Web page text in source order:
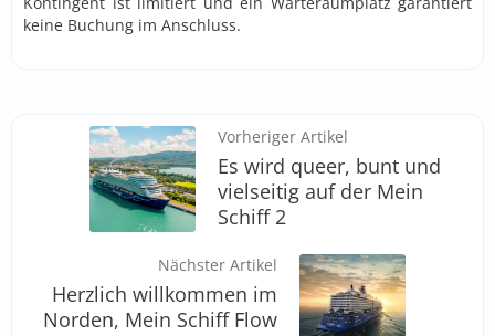
keine Buchung im Anschluss.
Vorheriger Artikel
Es wird queer, bunt und
vielseitig auf der Mein
Schiff 2
Nächster Artikel
Herzlich willkommen im
Norden, Mein Schiff Flow